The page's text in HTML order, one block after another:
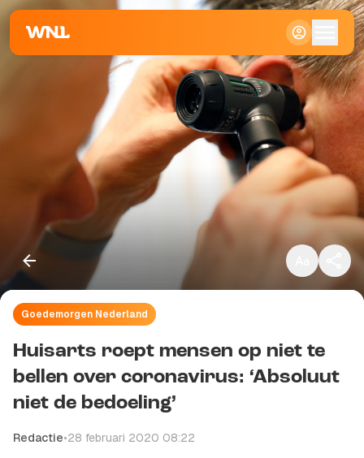
Klein
Standaard
Groot
Goedemorgen Nederland
Huisarts roept mensen op niet te
bellen over coronavirus: ‘Absoluut
niet de bedoeling’
Redactie•28 februari 2020 08:22